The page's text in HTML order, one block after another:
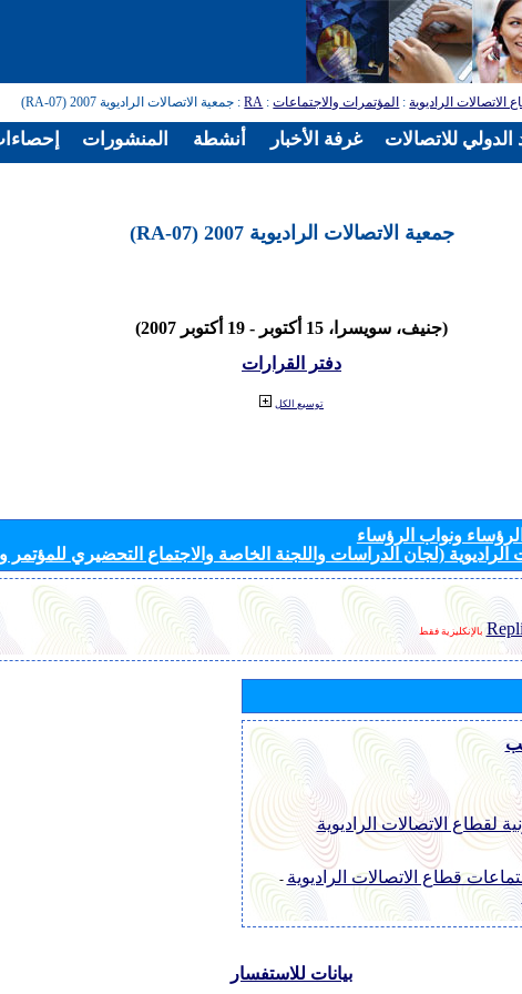
الاتصالات الراديوية: المؤتمرات والاجتماعات:
RA: جمعية الاتصالات الراديوية 2007 (RA-07)
جمعية الاتصالات الراديوية 2007 (RA-07)
(جنيف، سويسرا، 15 أكتوبر - 19 أكتوبر 2007)
دفتر القرارات
توسيع الكل
ونواب الرؤساء
الراديوية (لجان الدراسات واللجنة الخاصة والاجتماع التحضيري للمؤتمر
بالإنكليزية فقط
لقطاع الاتصالات الراديوية
قطاع الاتصالات الراديوية -
بيانات للاستفسار
المنشورات أنشطة غرفة الأخبار للاتصالات